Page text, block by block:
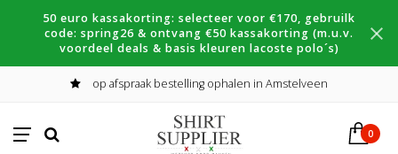
50 euro kassakorting: selecteer voor €170, gebruilk
code: spring26 & ontvang €50 kassakorting (m.u.v.
voordeel deals & basis kleuren lacoste polo´s)
op afspraak bestelling ophalen in Amstelveen
0